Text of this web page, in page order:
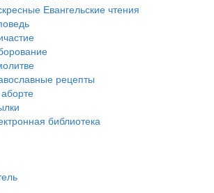
Евангельские чтения
рецепты
библиотека